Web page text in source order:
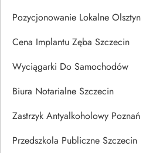
Pozycjonowanie Lokalne Olsztyn
Cena Implantu Zęba Szczecin
Wyciągarki Do Samochodów
Biura Notarialne Szczecin
Zastrzyk Antyalkoholowy Poznań
Przedszkola Publiczne Szczecin